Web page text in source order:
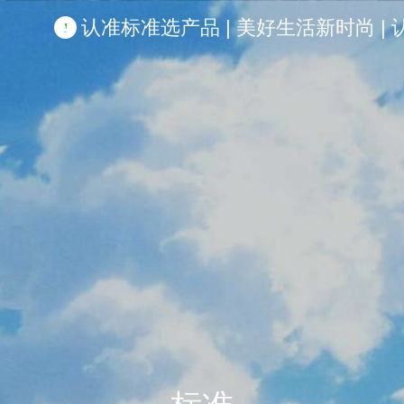
认准标准选产品 | 美好生活新时尚 |